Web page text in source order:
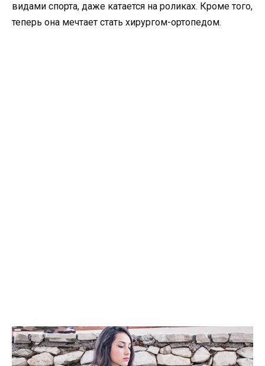
видами спорта, даже катается на роликах. Кроме того,
теперь она мечтает стать хирургом-ортопедом.